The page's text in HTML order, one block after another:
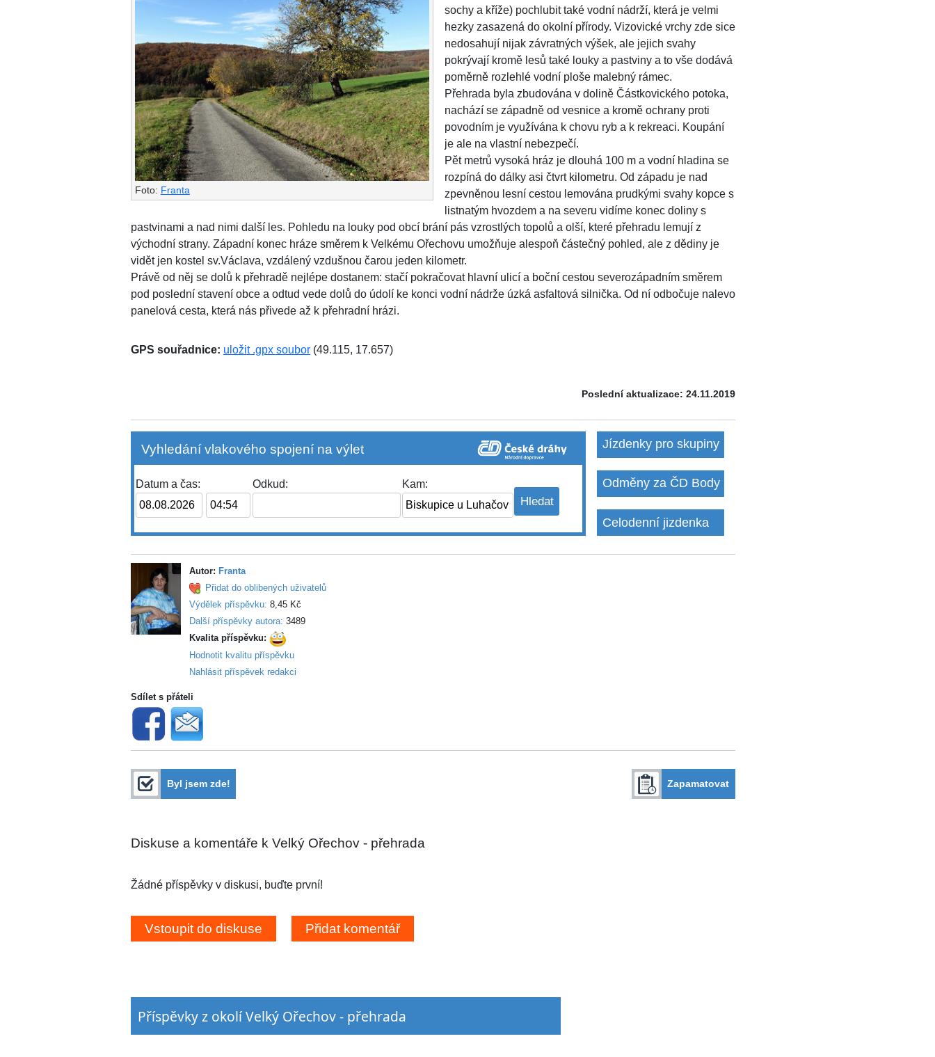
Foto: Franta
sochy a kříže) pochlubit také vodní nádrží, která je velmi
hezky zasazená do okolní přírody. Vizovické vrchy zde sice
nedosahují nijak závratných výšek, ale jejich svahy
pokrývají kromě lesů také louky a pastviny a to vše dodává
poměrně rozlehlé vodní ploše malebný rámec.
Přehrada byla zbudována v dolině Částkovického potoka,
nachází se západně od vesnice a kromě ochrany proti
povodním je využívána k chovu ryb a k rekreaci. Koupání
je ale na vlastní nebezpečí.
Pět metrů vysoká hráz je dlouhá 100 m a vodní hladina se
rozpíná do dálky asi čtvrt kilometru. Od západu je nad
zpevněnou lesní cestou lemována prudkými svahy kopce s
listnatým hvozdem a na severu vidíme konec doliny s
pastvinami a nad nimi další les. Pohledu na louky pod obcí brání pás vzrostlých topolů a olší, které přehradu lemují z
východní strany. Západní konec hráze směrem k Velkému Ořechovu umožňuje alespoň částečný pohled, ale z dědiny je
vidět jen kostel sv.Václava, vzdálený vzdušnou čarou jeden kilometr.
Právě od něj se dolů k přehradě nejlépe dostanem: stačí pokračovat hlavní ulicí a boční cestou severozápadním směrem
pod poslední stavení obce a odtud vede dolů do údolí ke konci vodní nádrže úzká asfaltová silnička. Od ní odbočuje nalevo
panelová cesta, která nás přivede až k přehradní hrázi.
GPS souřadnice: uložit .gpx soubor (49.115, 17.657)
Poslední aktualizace: 24.11.2019
Vyhledání vlakového spojení na výlet
Datum a čas: Odkud: Kam:
Jízdenky pro skupiny
Odměny za ČD Body
Celodenní jizdenka
Autor: Franta
Přidat do oblibených uživatelů
Výdělek příspěvku: 8,45 Kč
Další příspěvky autora: 3489
Kvalita příspěvku:
Hodnotit kvalitu příspěvku
Nahlásit příspěvek redakci
Sdílet s přáteli
Byl jsem zde! Zapamatovat
Diskuse a komentáře k Velký Ořechov - přehrada
Žádné příspěvky v diskusi, buďte první!
Příspěvky z okolí Velký Ořechov - přehrada